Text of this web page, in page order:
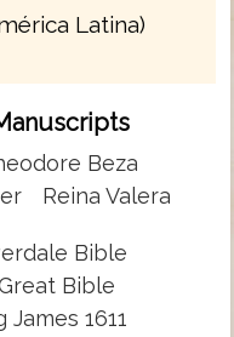
Latina)
Beza
Reina Valera
Bible
Bible
James 1611